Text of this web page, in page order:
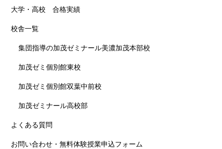
大学・高校 合格実績
校舎一覧
集団指導の加茂ゼミナール美濃加茂本部校
加茂ゼミ個別館東校
加茂ゼミ個別館双葉中前校
加茂ゼミナール高校部
よくある質問
お問い合わせ・無料体験授業申込フォーム